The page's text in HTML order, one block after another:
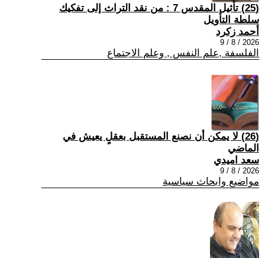
(25) تأثيل المقدس 7 : من نقد التراث إلى تفكيك
سلطة التأويل
أحمد زكرد
2026 / 8 / 9
الفلسفة ,علم النفس , وعلم الاجتماع
(26) لا يمكن أن نصنع المستقبل بعقلٍ يعيش في
الماضي
سعد اميدي
2026 / 8 / 9
مواضيع وابحاث سياسية